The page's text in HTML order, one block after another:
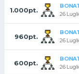
1.000pt.
26
960pt.
26
600pt.
26